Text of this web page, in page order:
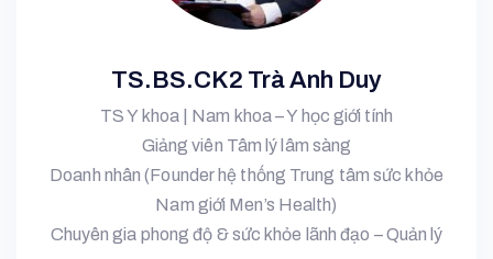
TS.BS.CK2 Trà Anh Duy
TS Y khoa | Nam khoa – Y học giới tính
Giảng viên Tâm lý lâm sàng
Doanh nhân (Founder hệ thống Trung tâm sức khỏe
Nam giới Men’s Health)
Chuyên gia phong độ & sức khỏe lãnh đạo – Quản lý